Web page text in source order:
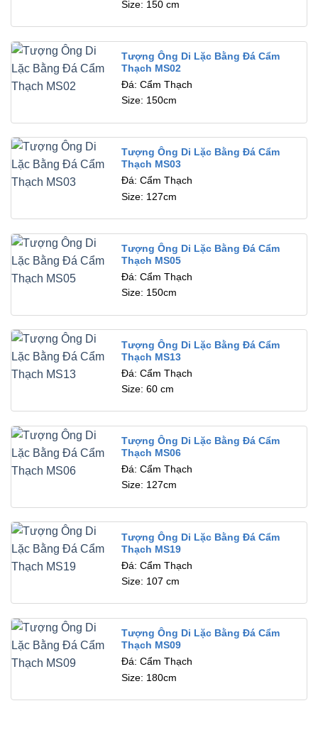
Size: 150 cm
Tượng Ông Di Lặc Bằng Đá Cẩm
Thạch MS02
Đá: Cẩm Thạch
Size: 150cm
Tượng Ông Di Lặc Bằng Đá Cẩm
Thạch MS03
Đá: Cẩm Thạch
Size: 127cm
Tượng Ông Di Lặc Bằng Đá Cẩm
Thạch MS05
Đá: Cẩm Thạch
Size: 150cm
Tượng Ông Di Lặc Bằng Đá Cẩm
Thạch MS13
Đá: Cẩm Thạch
Size: 60 cm
Tượng Ông Di Lặc Bằng Đá Cẩm
Thạch MS06
Đá: Cẩm Thạch
Size: 127cm
Tượng Ông Di Lặc Bằng Đá Cẩm
Thạch MS19
Đá: Cẩm Thạch
Size: 107 cm
Tượng Ông Di Lặc Bằng Đá Cẩm
Thạch MS09
Đá: Cẩm Thạch
Size: 180cm